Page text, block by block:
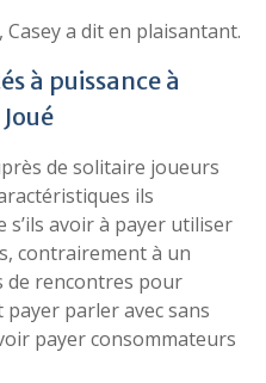
Casey a dit en plaisantant.
à puissance à
de solitaire joueurs
ils
avoir à payer utiliser
contrairement à un
de rencontres pour
payer parler avec sans
payer consommateurs